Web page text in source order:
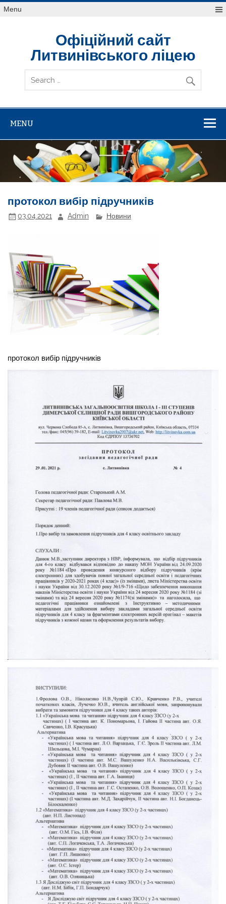
Skip
toMenu
Офіційний сайт
Литвинівського ліцею
MENU
протокол вибір підручників
03.04.2021 Admin Новини
протокол вибір підручників